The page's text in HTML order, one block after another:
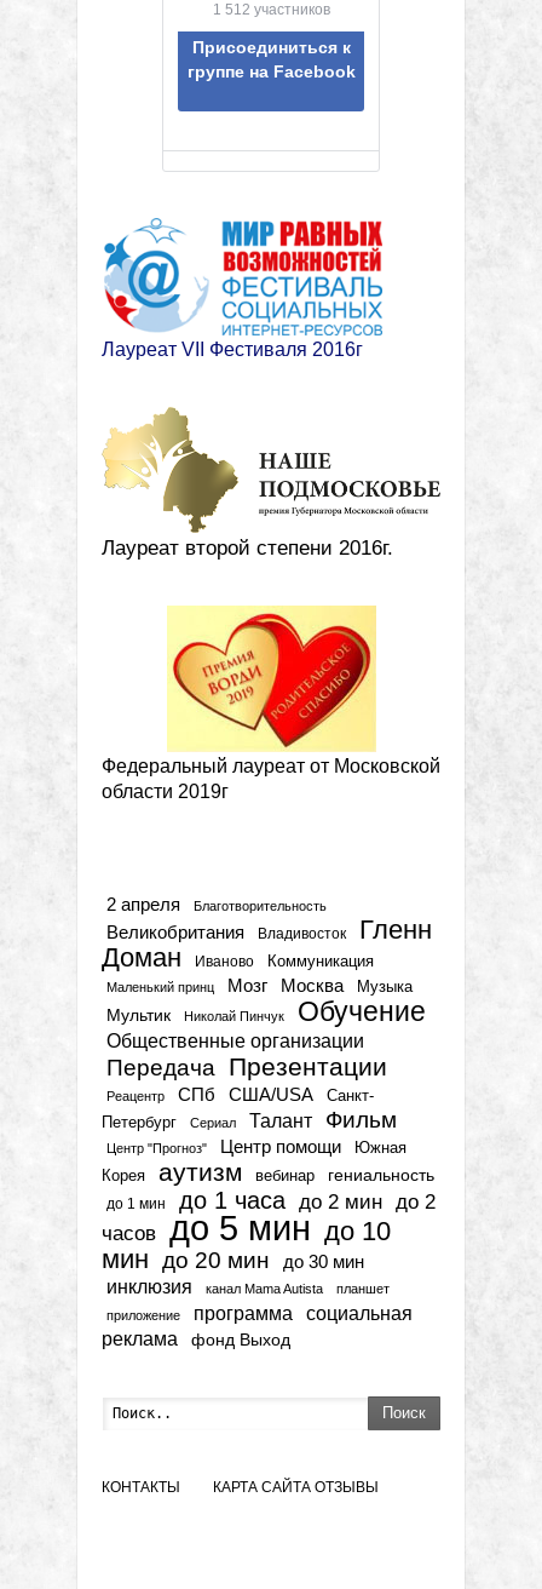
1 512 участников
Присоединиться к
группе на Facebook
Лауреат VII Фестиваля 2016г
Лауреат второй степени 2016г.
Федеральный лауреат от Московской
области 2019г
2 апреля Благотворительность
Великобритания Владивосток
Гленн
Доман
Иваново Коммуникация
Маленький принц Мозг Москва Музыка
Мультик Николай Пинчук Обучение
Общественные организации
Передача Презентации
Реацентр СПб США/USA
Санкт-
Петербург
Сериал Талант Фильм
Центр "Прогноз" Центр помощи
Южная
Корея
аутизм вебинар гениальность
до 1 мин до 1 часа до 2 мин до 2
часов до 5 мин до 10
мин до 20 мин до 30 мин
инклюзия канал Mama Autista
планшет
приложение
программа
социальная
реклама
фонд Выход
Поиск
КОНТАКТЫ КАРТА САЙТА ОТЗЫВЫ